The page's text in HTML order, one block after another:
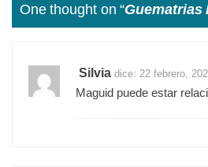
One thought on “Guematrias
Silvia dice: 22 febrero,
Maguid puede estar